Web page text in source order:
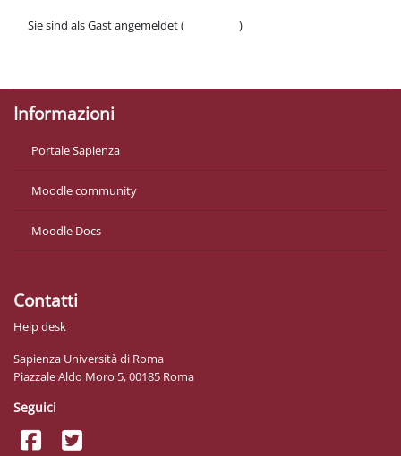
Sie sind als Gast angemeldet (
)
Informazioni
Portale Sapienza
Moodle community
Moodle Docs
Contatti
Help desk
Sapienza Università di Roma
Piazzale Aldo Moro 5, 00185 Roma
Seguici